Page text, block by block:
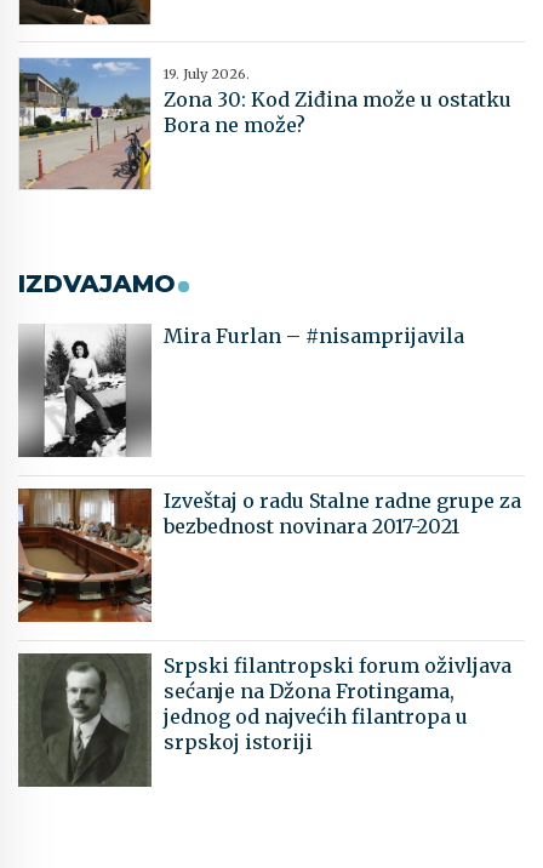
19. July 2026.
Zona 30: Kod Ziđina može u ostatku
Bora ne može?
IZDVAJAMO
Mira Furlan – #nisamprijavila
Izveštaj o radu Stalne radne grupe za
bezbednost novinara 2017-2021
Srpski filantropski forum oživljava
sećanje na Džona Frotingama,
jednog od najvećih filantropa u
srpskoj istoriji